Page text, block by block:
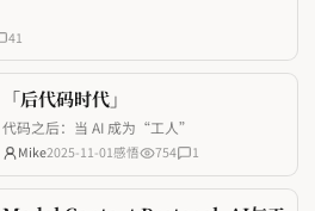
41
「后代码时代」
代码之后：当 AI 成为“工人”
Mike2025-11-01感悟 754 1